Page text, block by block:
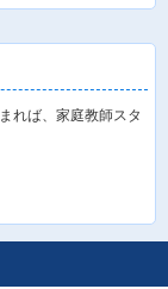
れば、家庭教師スタ